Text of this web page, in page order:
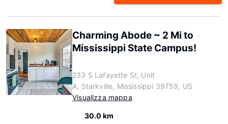
Charming Abode ~ 2 Mi to
Mississippi State Campus!
233 S Lafayette St, Unit
A, Starkville, Mississippi 39759, US
Visualizza mappa
30.0 km